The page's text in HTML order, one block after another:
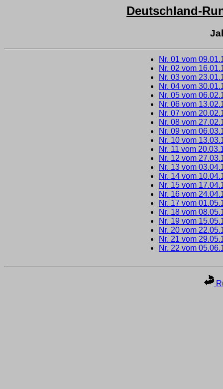
Deutschland-
Nr. 01 vom
Nr. 02 vom
Nr. 03 vom
Nr. 04 vom
Nr. 05 vom
Nr. 06 vom
Nr. 07 vom
Nr. 08 vom
Nr. 09 vom
Nr. 10 vom
Nr. 11 vom
Nr. 12 vom
Nr. 13 vom
Nr. 14 vom
Nr. 15 vom
Nr. 16 vom
Nr. 17 vom
Nr. 18 vom
Nr. 19 vom
Nr. 20 vom
Nr. 21 vom
Nr. 22 vom